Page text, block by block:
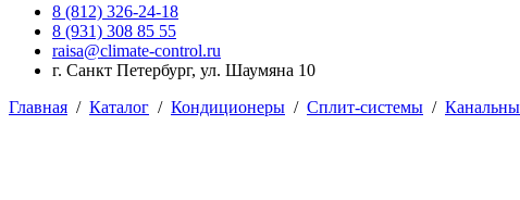
8 (812) 326-24-18
8 (931) 308 85 55
raisa@climate-control.ru
г. Санкт Петербург, ул. Шаумяна 10
Главная / Каталог / Кондиционеры / Сплит-системы /